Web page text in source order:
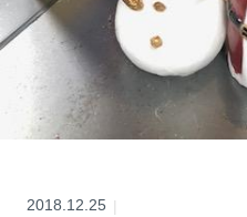
2018.12.25